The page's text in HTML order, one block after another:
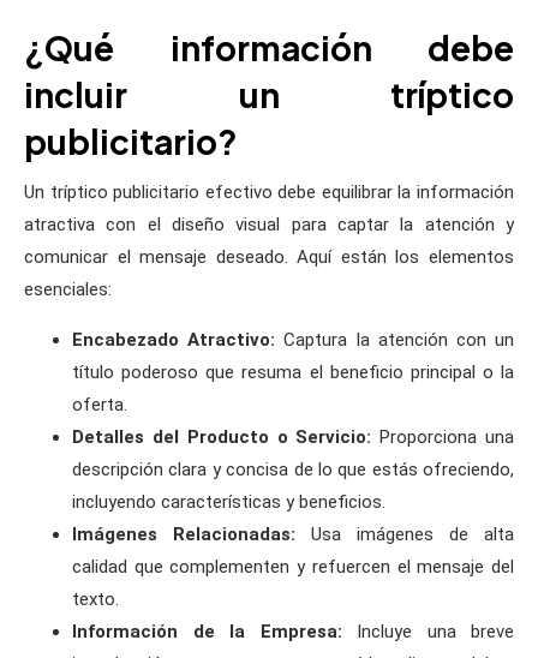
¿Qué información debe
incluir un tríptico
publicitario?
Un tríptico publicitario efectivo debe equilibrar la información
atractiva con el diseño visual para captar la atención y
comunicar el mensaje deseado. Aquí están los elementos
esenciales:
Encabezado Atractivo: Captura la atención con un
título poderoso que resuma el beneficio principal o la
oferta.
Detalles del Producto o Servicio: Proporciona una
descripción clara y concisa de lo que estás ofreciendo,
incluyendo características y beneficios.
Imágenes Relacionadas: Usa imágenes de alta
calidad que complementen y refuercen el mensaje del
texto.
Información de la Empresa: Incluye una breve